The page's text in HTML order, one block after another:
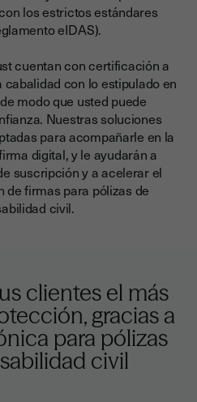
los estrictos estándares
eIDAS).
cuentan con certificación a
con lo estipulado en
modo que usted puede
Nuestras soluciones
para acompañarle en la
digital, y le ayudarán a
suscripción y a acelerar el
de firmas para pólizas de
civil.
clientes el más
gracias a
para pólizas
civil